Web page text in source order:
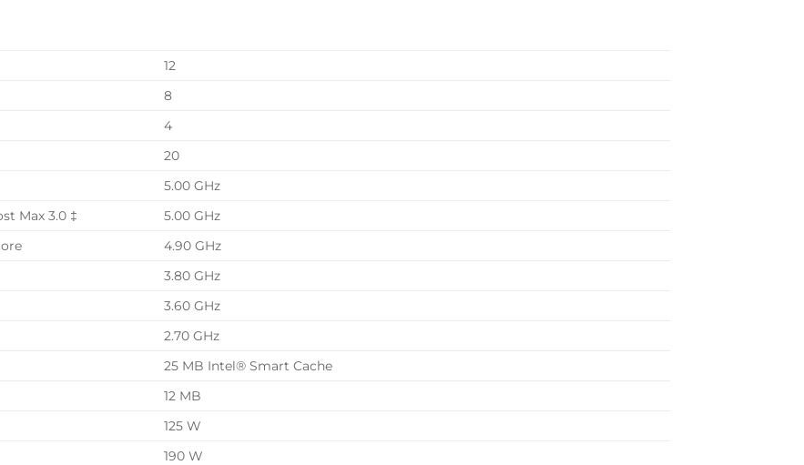
12
8
4
20
5.00 GHz
Max 3.0 ‡
5.00 GHz
4.90 GHz
3.80 GHz
3.60 GHz
2.70 GHz
25 MB Intel® Smart Cache
12 MB
125 W
190 W